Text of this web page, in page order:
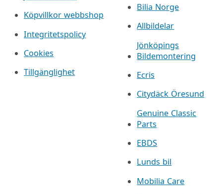
Köpvillkor webbshop
Integritetspolicy
Cookies
Tillgänglighet
Bilia Norge
Allbildelar
Jönköpings
Bildemontering
Ecris
Citydäck Öresund
Genuine Classic
Parts
EBDS
Lunds bil
Mobilia Care